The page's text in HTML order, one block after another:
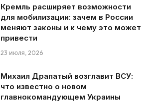
Кремль расширяет возможности
для мобилизации: зачем в России
меняют законы и к чему это может
привести
23 июля, 2026
Михаил Драпатый возглавит ВСУ:
что известно о новом
главнокомандующем Украины